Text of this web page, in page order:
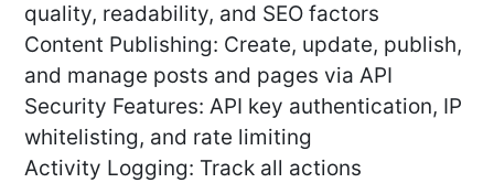
quality, readability, and SEO factors
Content Publishing: Create, update, publish,
and manage posts and pages via API
Security Features: API key authentication, IP
whitelisting, and rate limiting
Activity Logging: Track all actions